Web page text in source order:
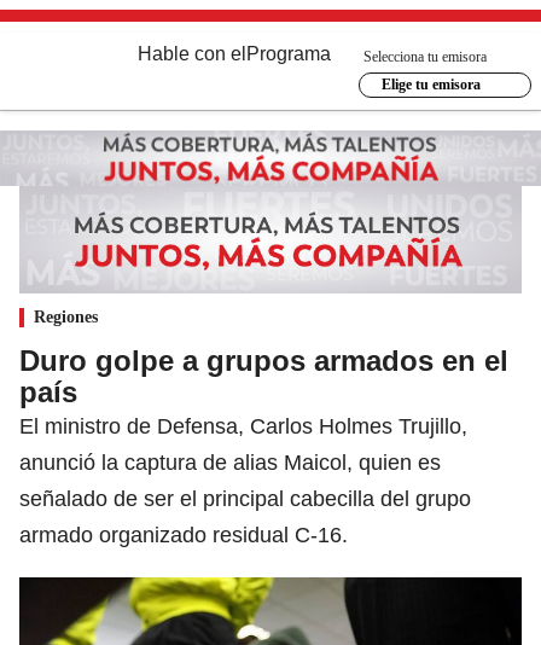
Hable con el Programa
Selecciona tu emisora
Elige tu emisora
Regiones
Duro golpe a grupos armados en el
país
El ministro de Defensa, Carlos Holmes Trujillo,
anunció la captura de alias Maicol, quien es
señalado de ser el principal cabecilla del grupo
armado organizado residual C-16.